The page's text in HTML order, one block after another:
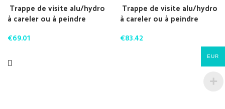
Trappe de visite alu/hydro
à careler ou à peindre
500×500
€69.01
Trappe de visite alu/hydro
à careler ou à peindre
600×600
€83.42
EUR